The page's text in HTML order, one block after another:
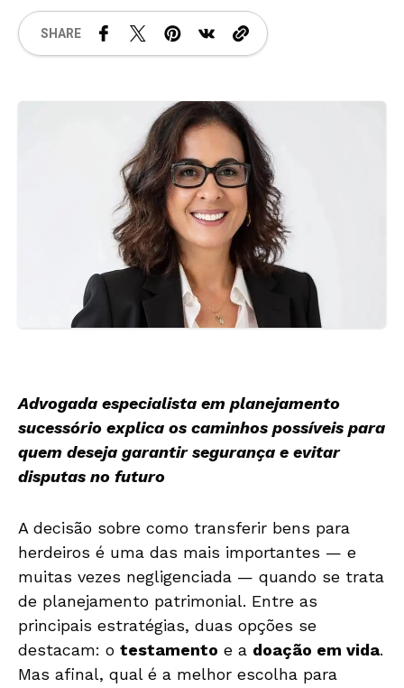
SHARE
Advogada especialista em planejamento
sucessório explica os caminhos possíveis para
quem deseja garantir segurança e evitar
disputas no futuro
A decisão sobre como transferir bens para
herdeiros é uma das mais importantes — e
muitas vezes negligenciada — quando se trata
de planejamento patrimonial. Entre as
principais estratégias, duas opções se
destacam: o testamento e a doação em vida.
Mas afinal, qual é a melhor escolha para